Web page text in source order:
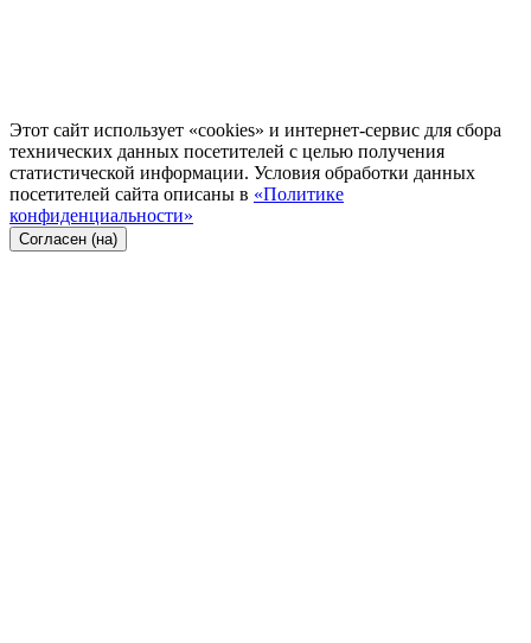
Этот сайт использует «cookies» и интернет-сервис для сбора
технических данных посетителей с целью получения
статистической информации. Условия обработки данных
посетителей сайта описаны в «Политике
конфиденциальности»
Согласен (на)